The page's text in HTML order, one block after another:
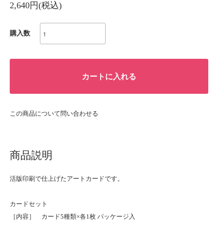
2,640円(税込)
購入数
カートに入れる
この商品について問い合わせる
商品説明
活版印刷で仕上げたアートカードです。
カードセット
［内容］ カード5種類×各1枚 パッケージ入